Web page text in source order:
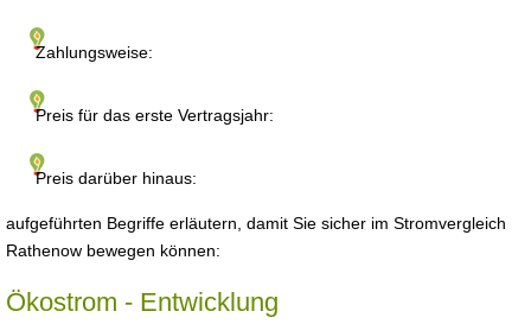
Zahlungsweise:
Preis für das erste Vertragsjahr:
Preis darüber hinaus:
aufgeführten Begriffe erläutern, damit Sie sicher im Stromvergleich
Rathenow bewegen können:
Ökostrom - Entwicklung